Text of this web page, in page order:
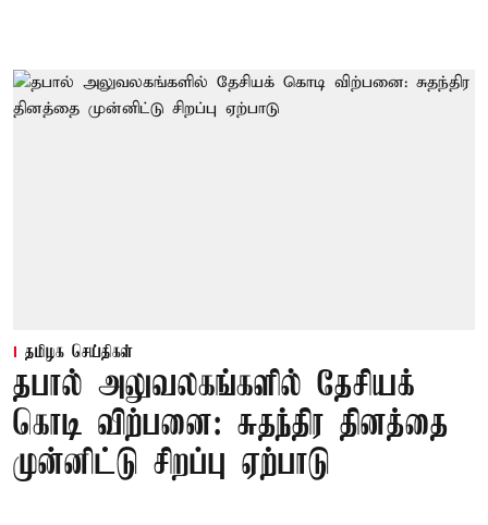
தமிழக செய்திகள்
தபால் அலுவலகங்களில் தேசியக்
கொடி விற்பனை: சுதந்திர தினத்தை
முன்னிட்டு சிறப்பு ஏற்பாடு